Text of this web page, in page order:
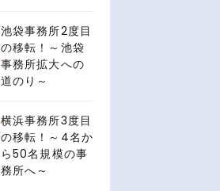
池袋事務所2度目
の移転！～池袋
事務所拡大への
道のり～
横浜事務所3度目
の移転！～4名か
ら50名規模の事
務所へ～